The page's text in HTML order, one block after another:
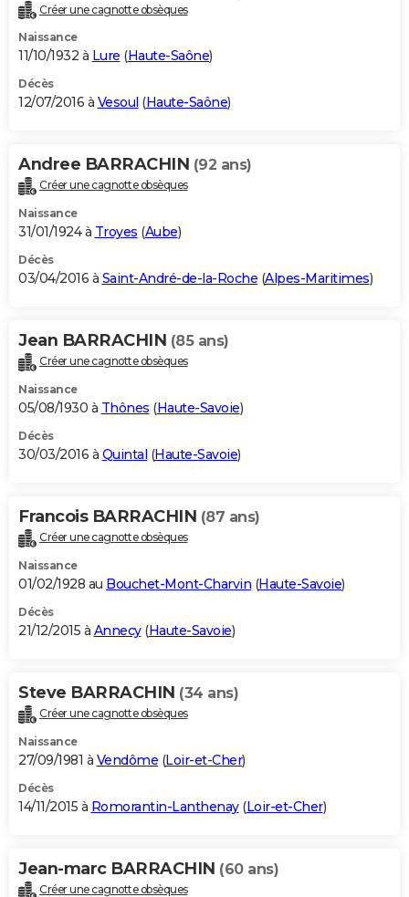
Créer une cagnotte obsèques
Naissance
11/10/1932 à Lure (Haute-Saône)
Décès
12/07/2016 à Vesoul (Haute-Saône)
Andree BARRACHIN (92 ans)
Créer une cagnotte obsèques
Naissance
31/01/1924 à Troyes (Aube)
Décès
03/04/2016 à Saint-André-de-la-Roche (Alpes-Maritimes)
Jean BARRACHIN (85 ans)
Créer une cagnotte obsèques
Naissance
05/08/1930 à Thônes (Haute-Savoie)
Décès
30/03/2016 à Quintal (Haute-Savoie)
Francois BARRACHIN (87 ans)
Créer une cagnotte obsèques
Naissance
01/02/1928 au Bouchet-Mont-Charvin (Haute-Savoie)
Décès
21/12/2015 à Annecy(Haute-Savoie)
Steve BARRACHIN (34 ans)
Créer une cagnotte obsèques
Naissance
27/09/1981 à Vendôme (Loir-et-Cher)
Décès
14/11/2015 à Romorantin-Lanthenay(Loir-et-Cher)
Jean-marc BARRACHIN (60 ans)
Créer une cagnotte obsèques